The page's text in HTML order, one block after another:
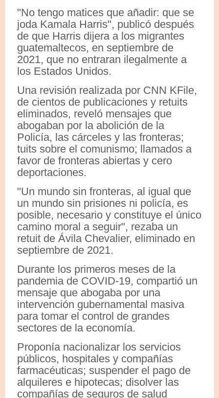
"No tengo matices que añadir: que se
joda Kamala Harris", publicó después
de que Harris dijera a los migrantes
guatemaltecos, en septiembre de
2021, que no entraran ilegalmente a
los Estados Unidos.
Una revisión realizada por CNN KFile,
de cientos de publicaciones y retuits
eliminados, reveló mensajes que
abogaban por la abolición de la
Policía, las cárceles y las fronteras;
tuits sobre el comunismo; llamados a
favor de fronteras abiertas y cero
deportaciones.
"Un mundo sin fronteras, al igual que
un mundo sin prisiones ni policía, es
posible, necesario y constituye el único
camino moral a seguir", rezaba un
retuit de Ávila Chevalier, eliminado en
septiembre de 2021.
Durante los primeros meses de la
pandemia de COVID-19, compartió un
mensaje que abogaba por una
intervención gubernamental masiva
para tomar el control de grandes
sectores de la economía.
Proponía nacionalizar los servicios
públicos, hospitales y compañías
farmacéuticas; suspender el pago de
alquileres e hipotecas; disolver las
compañías de seguros de salud